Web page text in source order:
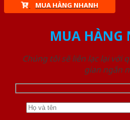
MUA HÀNG NHANH
MUA HÀNG
Chúng tôi sẽ liên lạc lại với
gian ngắn